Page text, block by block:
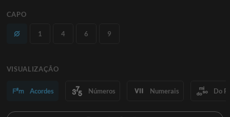
CAPO
1 4 6 9
VISUALIZAÇÃO
Acordes Números Numerais Do